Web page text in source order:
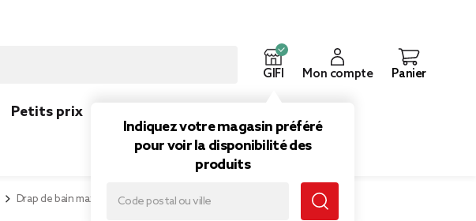
GIFI
Indiquez votre magasin préféré
pour voir la disponibilité des
produits
Mon compte Panier
Petits prix
Drap de bain maxi 90x150cm coton bleu paon